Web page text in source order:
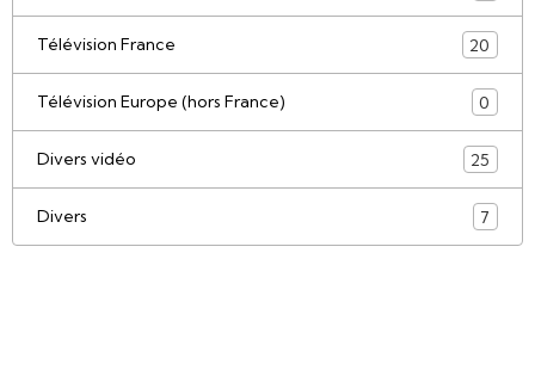
Télévision France 20
Télévision Europe (hors France) 0
Divers vidéo 25
Divers 7